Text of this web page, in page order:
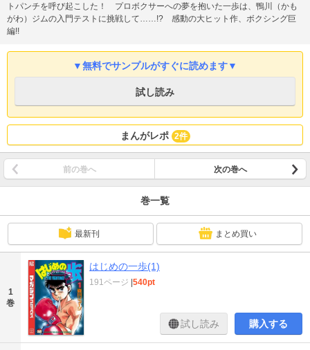
トパンチを呼び起こした！ プロボクサーへの夢を抱いた一歩は、鴨川（かも
がわ）ジムの入門テストに挑戦して……!? 感動の大ヒット作、ボクシング巨
編!!
▼無料でサンプルがすぐに読めます▼
試し読み
まんがレポ 2件
前の巻へ 次の巻へ
巻一覧
最新刊 まとめ買い
1
巻
はじめの一歩(1)
191ページ |540pt
試し読み 購入する